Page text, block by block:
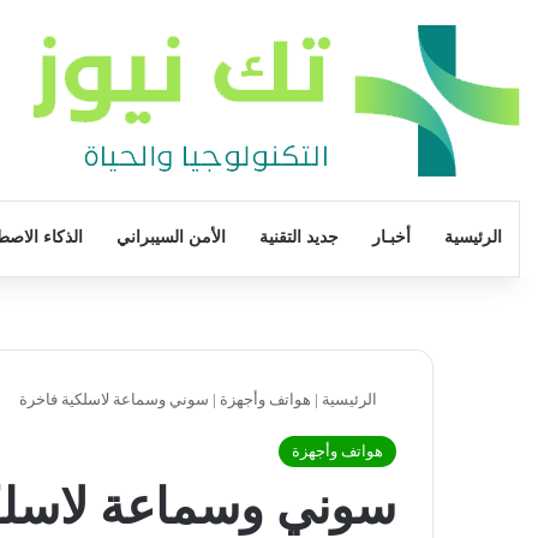
الرئيسية أخبـار جديد التقنية الأمن السيبراني الذكاء
الرئيسية | هواتف وأجهزة | سوني وسماعة لاسلكية فاخرة
هواتف وأجهزة
سوني وسماعة